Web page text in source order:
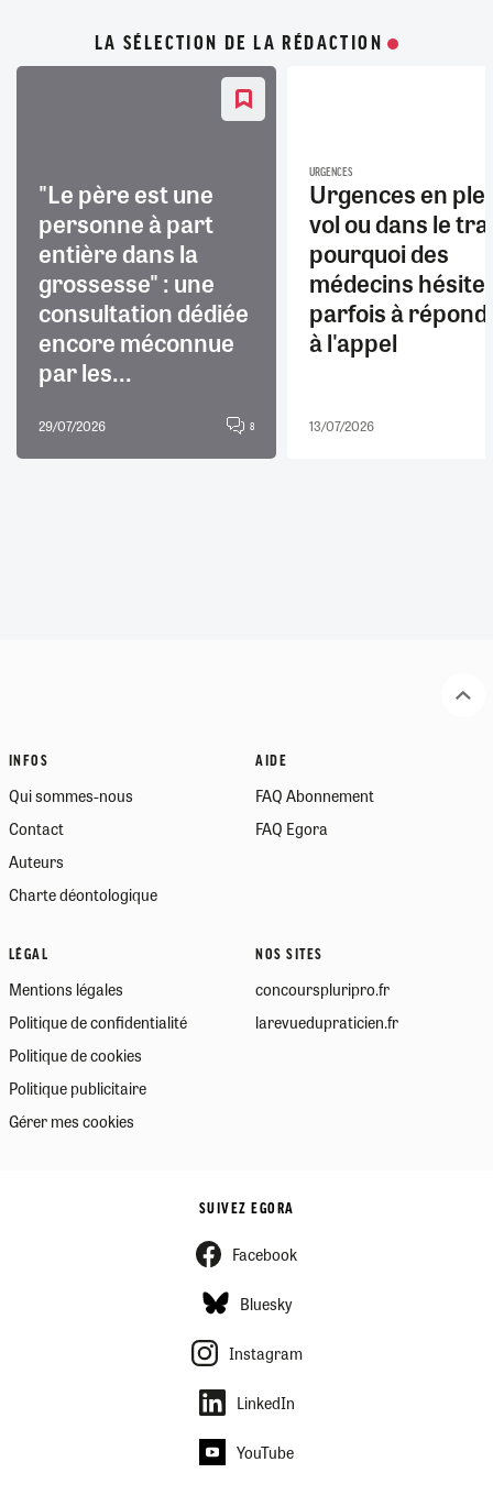
LA SÉLECTION DE LA RÉDACTION
"Le père est une
personne à part
entière dans la
grossesse" : une
consultation dédiée
encore méconnue
par les...
29/07/2026 8
URGENCES
Urgences en
vol ou dans le
pourquoi des
médecins
parfois à
à l'appel
13/07/2026
INFOS
Qui sommes-nous
Contact
Auteurs
Charte déontologique
AIDE
FAQ Abonnement
FAQ Egora
LÉGAL
Mentions légales
Politique de confidentialité
Politique de cookies
Politique publicitaire
Gérer mes cookies
NOS SITES
concourspluripro.fr
larevuedupraticien.fr
SUIVEZ EGORA
Facebook
Bluesky
Instagram
LinkedIn
YouTube